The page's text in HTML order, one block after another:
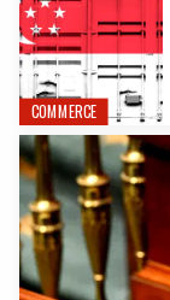
COMMERCE